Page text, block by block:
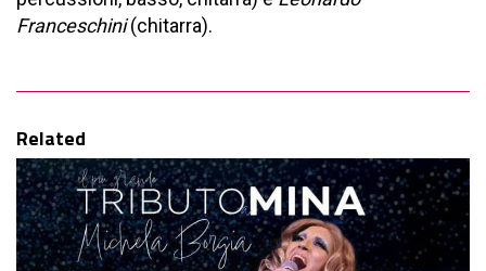
Franceschini(chitarra).
Related